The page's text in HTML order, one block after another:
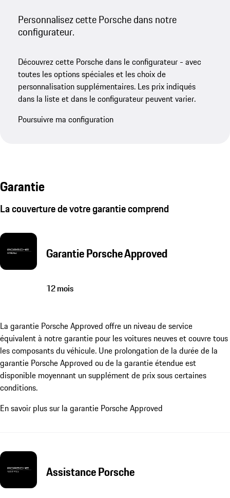
Personnalisez cette Porsche dans notre
configurateur.
Découvrez cette Porsche dans le configurateur - avec
toutes les options spéciales et les choix de
personnalisation supplémentaires. Les prix indiqués
dans la liste et dans le configurateur peuvent varier.
Poursuivre ma configuration
Garantie
La couverture de votre garantie comprend
Garantie Porsche Approved
12 mois
La garantie Porsche Approved offre un niveau de service
équivalent à notre garantie pour les voitures neuves et couvre tous
les composants du véhicule. Une prolongation de la durée de la
garantie Porsche Approved ou de la garantie étendue est
disponible moyennant un supplément de prix sous certaines
conditions.
En savoir plus sur la garantie Porsche Approved
Assistance Porsche